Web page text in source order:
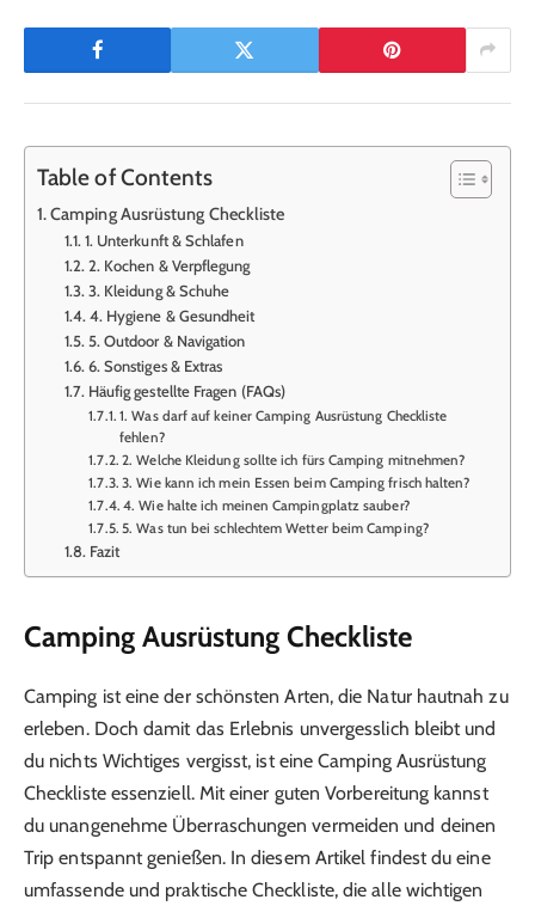
Table of Contents
Camping Ausrüstung Checkliste
1. Unterkunft & Schlafen
2. Kochen & Verpflegung
3. Kleidung & Schuhe
4. Hygiene & Gesundheit
5. Outdoor & Navigation
6. Sonstiges & Extras
Häufig gestellte Fragen (FAQs)
1. Was darf auf keiner Camping Ausrüstung Checkliste
fehlen?
2. Welche Kleidung sollte ich fürs Camping mitnehmen?
3. Wie kann ich mein Essen beim Camping frisch halten?
4. Wie halte ich meinen Campingplatz sauber?
5. Was tun bei schlechtem Wetter beim Camping?
Fazit
Camping Ausrüstung Checkliste
Camping ist eine der schönsten Arten, die Natur hautnah zu
erleben. Doch damit das Erlebnis unvergesslich bleibt und
du nichts Wichtiges vergisst, ist eine Camping Ausrüstung
Checkliste essenziell. Mit einer guten Vorbereitung kannst
du unangenehme Überraschungen vermeiden und deinen
Trip entspannt genießen. In diesem Artikel findest du eine
umfassende und praktische Checkliste, die alle wichtigen